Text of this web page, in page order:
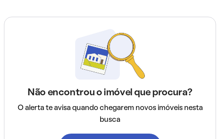
Não encontrou o imóvel que procura?
O alerta te avisa quando chegarem novos imóveis nesta
busca